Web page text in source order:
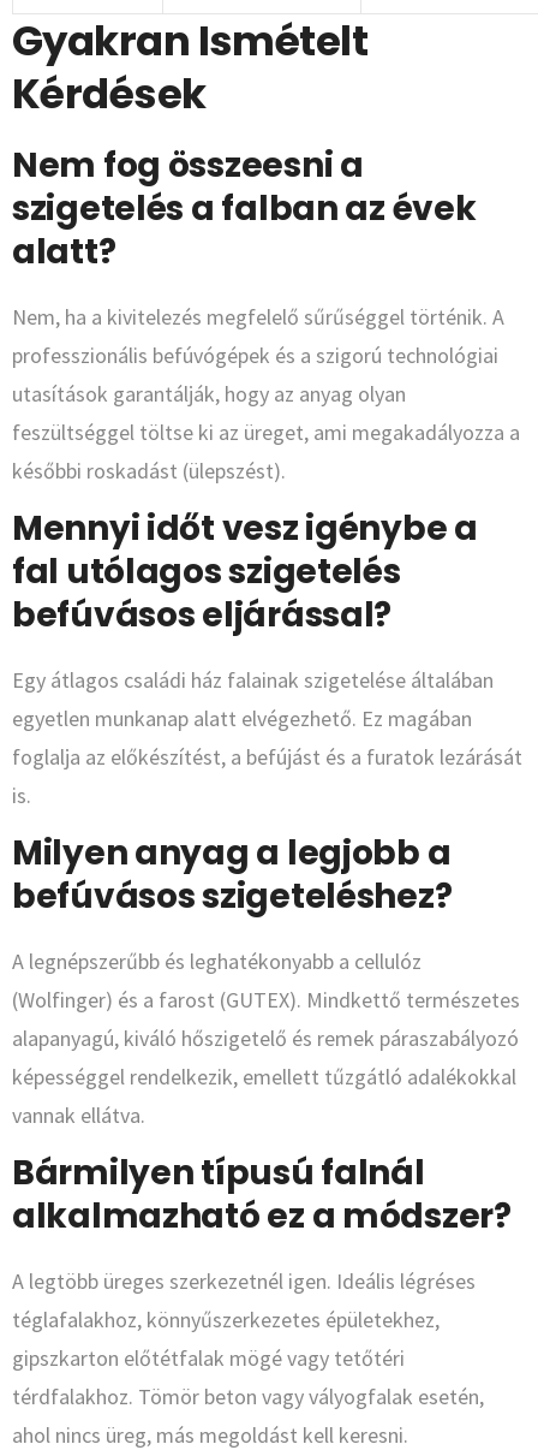
Gyakran Ismételt
Kérdések
Nem fog összeesni a
szigetelés a falban az évek
alatt?
Nem, ha a kivitelezés megfelelő sűrűséggel történik. A
professzionális befúvógépek és a szigorú technológiai
utasítások garantálják, hogy az anyag olyan
feszültséggel töltse ki az üreget, ami megakadályozza a
későbbi roskadást (ülepszést).
Mennyi időt vesz igénybe a
fal utólagos szigetelés
befúvásos eljárással?
Egy átlagos családi ház falainak szigetelése általában
egyetlen munkanap alatt elvégezhető. Ez magában
foglalja az előkészítést, a befújást és a furatok lezárását
is.
Milyen anyag a legjobb a
befúvásos szigeteléshez?
A legnépszerűbb és leghatékonyabb a cellulóz
(Wolfinger) és a farost (GUTEX). Mindkettő természetes
alapanyagú, kiváló hőszigetelő és remek páraszabályozó
képességgel rendelkezik, emellett tűzgátló adalékokkal
vannak ellátva.
Bármilyen típusú falnál
alkalmazható ez a módszer?
A legtöbb üreges szerkezetnél igen. Ideális légréses
téglafalakhoz, könnyűszerkezetes épületekhez,
gipszkarton előtétfalak mögé vagy tetőtéri
térdfalakhoz. Tömör beton vagy vályogfalak esetén,
ahol nincs üreg, más megoldást kell keresni.